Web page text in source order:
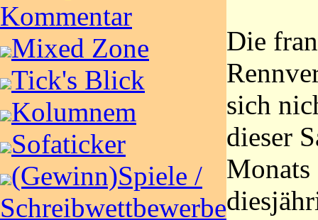
Kommentar
Mixed Zone
Tick's Blick
Kolumnem
Sofaticker
(Gewinn)Spiele /
Schreibwettbewerbe
Die
sich
dieser